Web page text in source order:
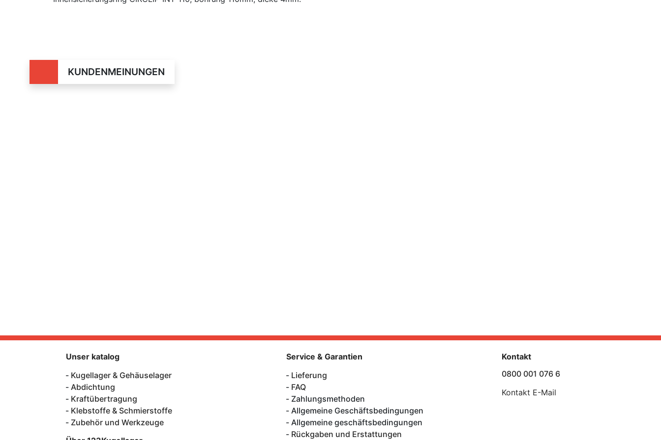
KUNDENMEINUNGEN
Unser katalog
Kugellager & Gehäuselager
Abdichtung
Kraftübertragung
Klebstoffe & Schmierstoffe
Zubehör und Werkzeuge
Service & Garantien
Lieferung
FAQ
Zahlungsmethoden
Allgemeine Geschäftsbedingungen
Allgemeine geschäftsbedingungen
Rückgaben und Erstattungen
Kontakt
0800 001 076 6
Kontakt E-Mail